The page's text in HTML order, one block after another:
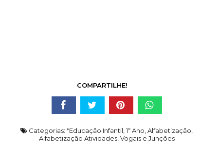
COMPARTILHE!
Categorias:*Educação Infantil ,1º Ano ,Alfabetização
Alfabetização Atividades, Vogais e Junções